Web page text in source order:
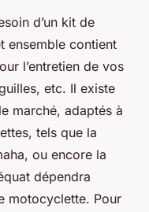
d’un kit de
ensemble contient
l’entretien de vos
etc. Il existe
marché, adaptés à
tels que la
, ou encore la
dépendra
motocyclette. Pour